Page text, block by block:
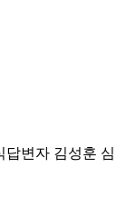
답변자 김성훈 심